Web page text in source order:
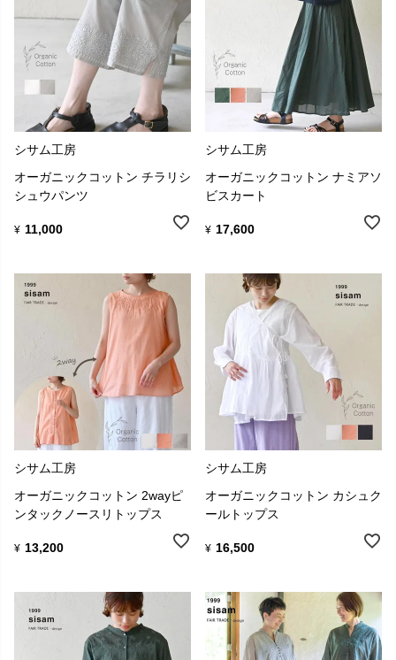
シサム工房
オーガニックコットン チラリシ
シュウパンツ
¥ 11,000
シサム工房
オーガニックコットン ナミアソ
ビスカート
¥ 17,600
シサム工房
オーガニックコットン 2wayピ
ンタックノースリトップス
¥ 13,200
シサム工房
オーガニックコットン カシュク
ールトップス
¥ 16,500